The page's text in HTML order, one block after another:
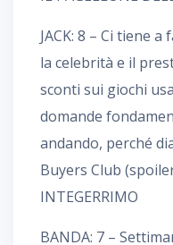
JACK: 8 – Ci tiene
la celebrità e il
sconti sui giochi
domande
andando, perché
Buyers Club
INTEGERRIMO
BANDA: 7 –